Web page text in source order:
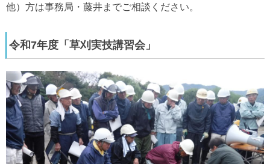
他）方は事務局・藤井までご相談ください。
令和7年度「草刈実技講習会」